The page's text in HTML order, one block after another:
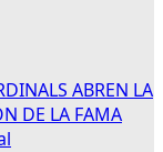
ABREN LA
DE LA FAMA